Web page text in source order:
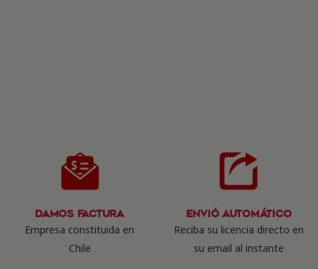
Damos Factura
Empresa constituida en
Chile
Envió Automático
Reciba su licencia directo en
su email al instante